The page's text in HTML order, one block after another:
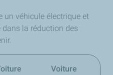
un véhicule électrique et
la réduction des
Voiture